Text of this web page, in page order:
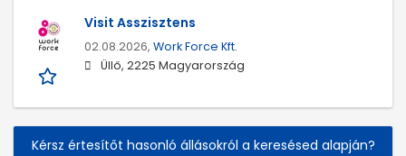
Visit Asszisztens
02.08.2026, Work Force Kft.
Üllő, 2225 Magyarország
Kérsz értesítőt hasonló állásokról a keresésed alapján?